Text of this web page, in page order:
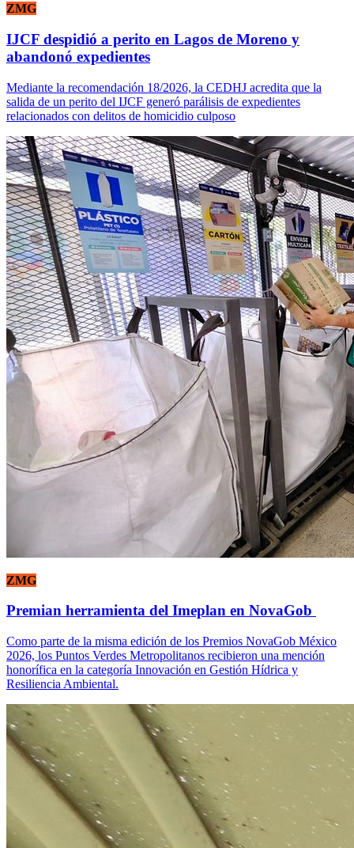
ZMG
IJCF despidió a perito en Lagos de Moreno y
abandonó expedientes
Mediante la recomendación 18/2026, la CEDHJ acredita que la
salida de un perito del IJCF generó parálisis de expedientes
relacionados con delitos de homicidio culposo
ZMG
Premian herramienta del Imeplan en NovaGob
Como parte de la misma edición de los Premios NovaGob México
2026, los Puntos Verdes Metropolitanos recibieron una mención
honorífica en la categoría Innovación en Gestión Hídrica y
Resiliencia Ambiental.